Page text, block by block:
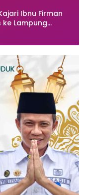
Ibnu Firman
ke Lampung